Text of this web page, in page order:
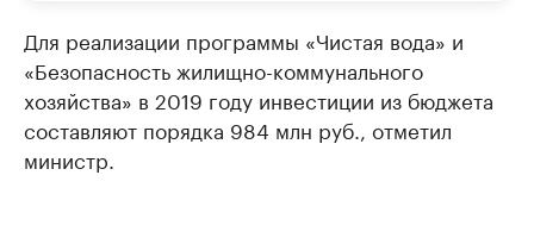
Для реализации программы «Чистая вода» и
«Безопасность жилищно-коммунального
хозяйства» в 2019 году инвестиции из бюджета
составляют порядка 984 млн руб., отметил
министр.